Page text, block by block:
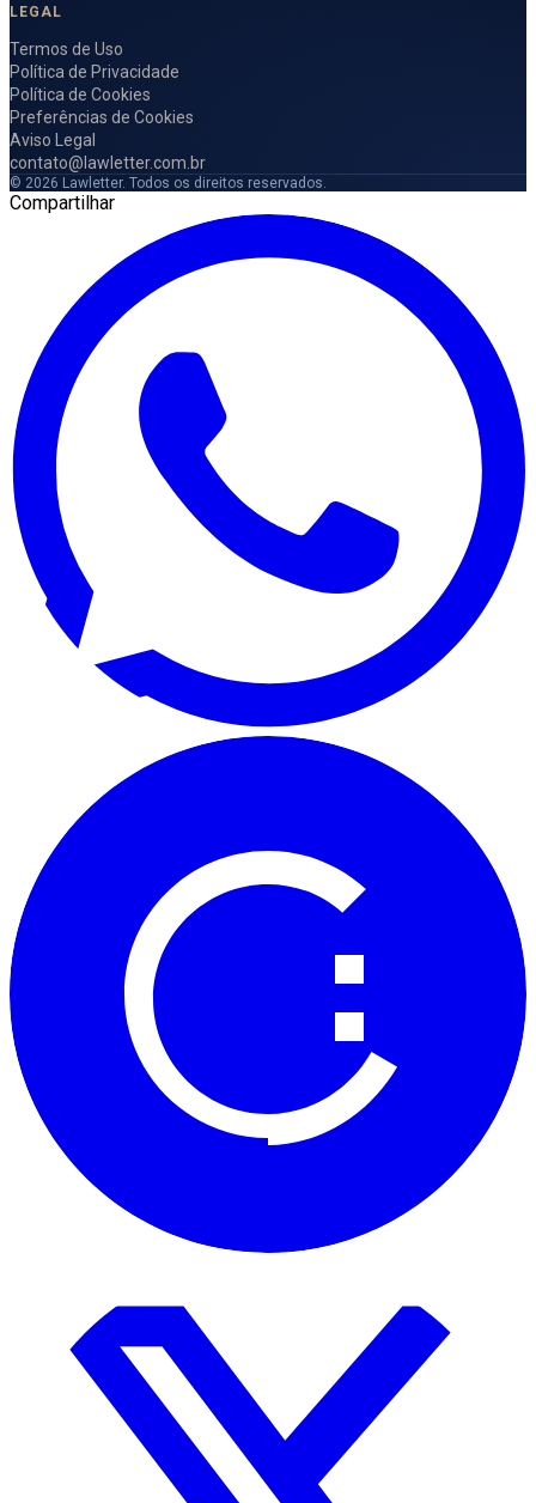
LEGAL
Termos de Uso
Política de Privacidade
Política de Cookies
Preferências de Cookies
Aviso Legal
contato@lawletter.com.br
© 2026 Lawletter. Todos os direitos reservados.
Compartilhar